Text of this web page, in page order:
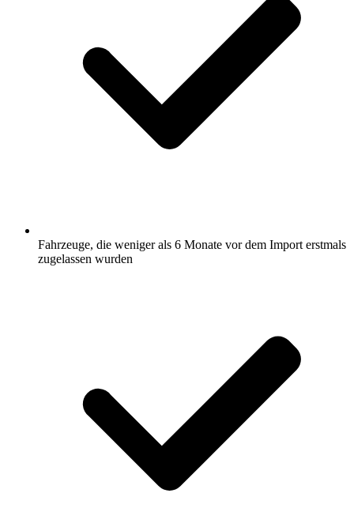
Fahrzeuge, die weniger als 6 Monate vor dem Import erstmals
zugelassen wurden